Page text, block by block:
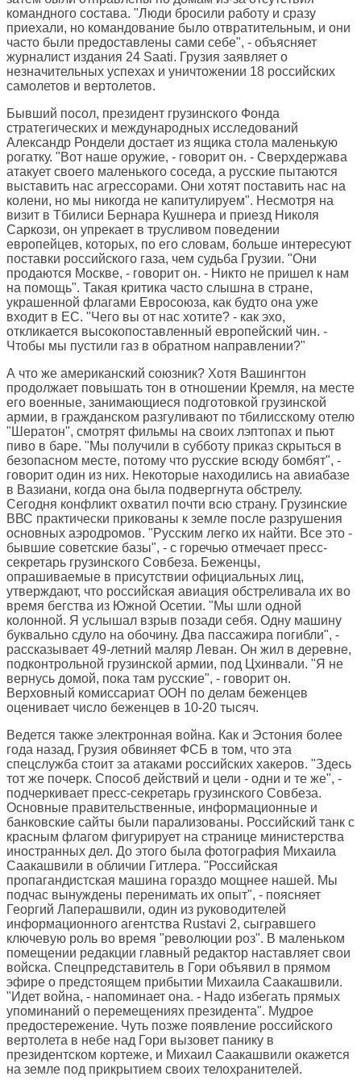
командного состава. "Люди бросили работу и сразу
приехали, но командование было отвратительным, и они
часто были предоставлены сами себе", - объясняет
журналист издания 24 Saati. Грузия заявляет о
незначительных успехах и уничтожении 18 российских
самолетов и вертолетов.
Бывший посол, президент грузинского Фонда
стратегических и международных исследований
Александр Рондели достает из ящика стола маленькую
рогатку. "Вот наше оружие, - говорит он. - Сверхдержава
атакует своего маленького соседа, а русские пытаются
выставить нас агрессорами. Они хотят поставить нас на
колени, но мы никогда не капитулируем". Несмотря на
визит в Тбилиси Бернара Кушнера и приезд Николя
Саркози, он упрекает в трусливом поведении
европейцев, которых, по его словам, больше интересуют
поставки российского газа, чем судьба Грузии. "Они
продаются Москве, - говорит он. - Никто не пришел к нам
на помощь". Такая критика часто слышна в стране,
украшенной флагами Евросоюза, как будто она уже
входит в ЕС. "Чего вы от нас хотите? - как эхо,
откликается высокопоставленный европейский чин. -
Чтобы мы пустили газ в обратном направлении?"
А что же американский союзник? Хотя Вашингтон
продолжает повышать тон в отношении Кремля, на месте
его военные, занимающиеся подготовкой грузинской
армии, в гражданском разгуливают по тбилисскому отелю
"Шератон", смотрят фильмы на своих лэптопах и пьют
пиво в баре. "Мы получили в субботу приказ скрыться в
безопасном месте, потому что русские всюду бомбят", -
говорит один из них. Некоторые находились на авиабазе
в Вазиани, когда она была подвергнута обстрелу.
Сегодня конфликт охватил почти всю страну. Грузинские
ВВС практически прикованы к земле после разрушения
основных аэродромов. "Русским легко их найти. Все это -
бывшие советские базы", - с горечью отмечает пресс-
секретарь грузинского Совбеза. Беженцы,
опрашиваемые в присутствии официальных лиц,
утверждают, что российская авиация обстреливала их во
время бегства из Южной Осетии. "Мы шли одной
колонной. Я услышал взрыв позади себя. Одну машину
буквально сдуло на обочину. Два пассажира погибли", -
рассказывает 49-летний маляр Леван. Он жил в деревне,
подконтрольной грузинской армии, под Цхинвали. "Я не
вернусь домой, пока там русские", - говорит он.
Верховный комиссариат ООН по делам беженцев
оценивает число беженцев в 10-20 тысяч.
Ведется также электронная война. Как и Эстония более
года назад, Грузия обвиняет ФСБ в том, что эта
спецслужба стоит за атаками российских хакеров. "Здесь
тот же почерк. Способ действий и цели - одни и те же", -
подчеркивает пресс-секретарь грузинского Совбеза.
Основные правительственные, информационные и
банковские сайты были парализованы. Российский танк с
красным флагом фигурирует на странице министерства
иностранных дел. До этого была фотография Михаила
Саакашвили в обличии Гитлера. "Российская
пропагандистская машина гораздо мощнее нашей. Мы
подчас вынуждены перенимать их опыт", - поясняет
Георгий Лаперашвили, один из руководителей
информационного агентства Rustavi 2, сыгравшего
ключевую роль во время "революции роз". В маленьком
помещении редакции главный редактор наставляет свои
войска. Спецпредставитель в Гори объявил в прямом
эфире о предстоящем прибытии Михаила Саакашвили.
"Идет война, - напоминает она. - Надо избегать прямых
упоминаний о перемещениях президента". Мудрое
предостережение. Чуть позже появление российского
вертолета в небе над Гори вызовет панику в
президентском кортеже, и Михаил Саакашвили окажется
на земле под прикрытием своих телохранителей.